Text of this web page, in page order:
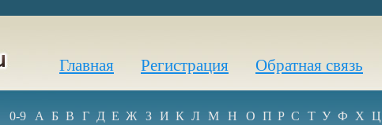
Главная Регистрация Обратная связь
0-9 А Б В Г Д Е Ж З И К Л М Н О П Р С Т У Ф Х Ц